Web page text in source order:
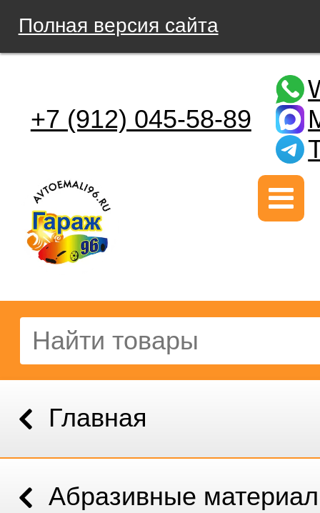
Полная версия сайта
+7 (912) 045-58-89
Главная
Абразивные